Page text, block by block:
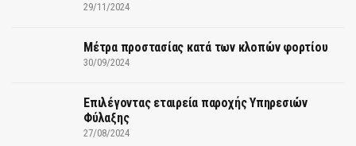
29/11/2024
Μέτρα προστασίας κατά των κλοπών φορτίου
30/09/2024
Επιλέγοντας εταιρεία παροχής Υπηρεσιών
Φύλαξης
27/08/2024